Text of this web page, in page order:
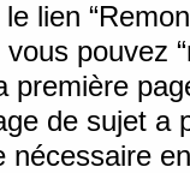
lien
pouvez
première
de sujet a
nécessaire